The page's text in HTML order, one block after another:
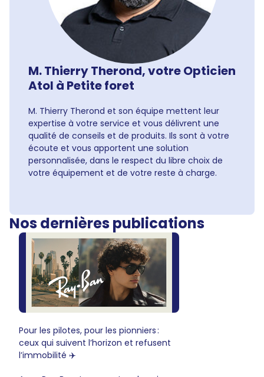
M. Thierry Therond, votre Opticien
Atol à Petite foret
M. Thierry Therond et son équipe mettent leur
expertise à votre service et vous délivrent une
qualité de conseils et de produits. Ils sont à votre
écoute et vous apportent une solution
personnalisée, dans le respect du libre choix de
votre équipement et de votre reste à charge.
Nos dernières publications
Pour les pilotes, pour les pionniers :
ceux qui suivent l’horizon et refusent
l’immobilité ✈️